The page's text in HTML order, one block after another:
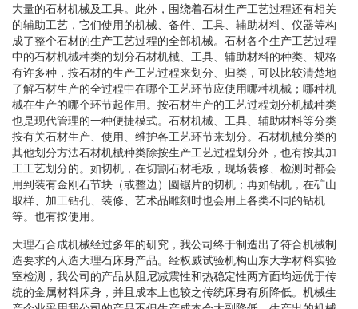
大量的石材机械及工具。此外，围绕着石材生产工艺过程还有相关
的辅助工艺，它们使用的机械、备件、工具、辅助材料、仪器等构
成了整个石材的生产工艺过程的全部机械。石材各个生产工艺过程
中的石材机械种类的划分石材机械、工具、辅助材料的种类、规格
有许多种，按石材的生产工艺过程来划分、归类，可以比较清楚地
了解石材生产的全过程中在哪个工艺环节应使用哪种机械；哪种机
械在生产的哪个环节起作用。按石材生产的工艺过程划分机械种类
也是现代管理的一种便捷模式。石材机械、工具、辅助材料等分类
按有关石材生产、使用、维护各工艺环节来划分。石材机械分类的
其他划分方法石材机械种类除按生产工艺过程划分外，也有按其加
工工艺划分的。如切机，在切割石材毛板，现场装修、检测时都会
用到装有金刚石节块（或整边）圆锯片的切机；再如钻机，在矿山
取样、加工钻孔、装修、艺术品雕刻时也会用上各类不同的钻机
等。也有按使用。
大理石合成机械经过多年的研究，我公司终于制造出了符合机械制
造要求的人造大理石床身产品。经权威试验机构山东大学材料实验
室检测，我公司的产品从阻尼减震性和热稳定性两方面均远优于传
统的金属材料床身，并且成本上也较之传统床身有所降低。机械生